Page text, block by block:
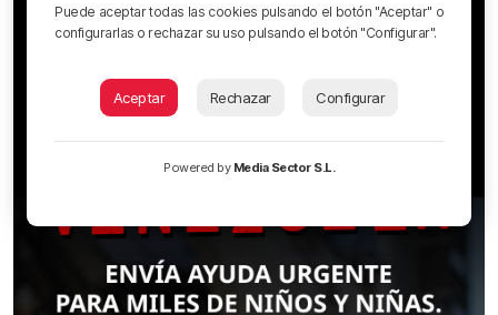
Puede aceptar todas las cookies pulsando el botón "Aceptar" o
configurarlas o rechazar su uso pulsando el botón "Configurar".
Aceptar Rechazar Configurar
Powered by Media Sector S.L.